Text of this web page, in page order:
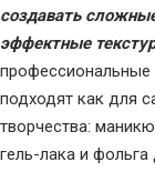
создавать
эффектные
профессиональные
подходят как для
творчества:
гель-лака и